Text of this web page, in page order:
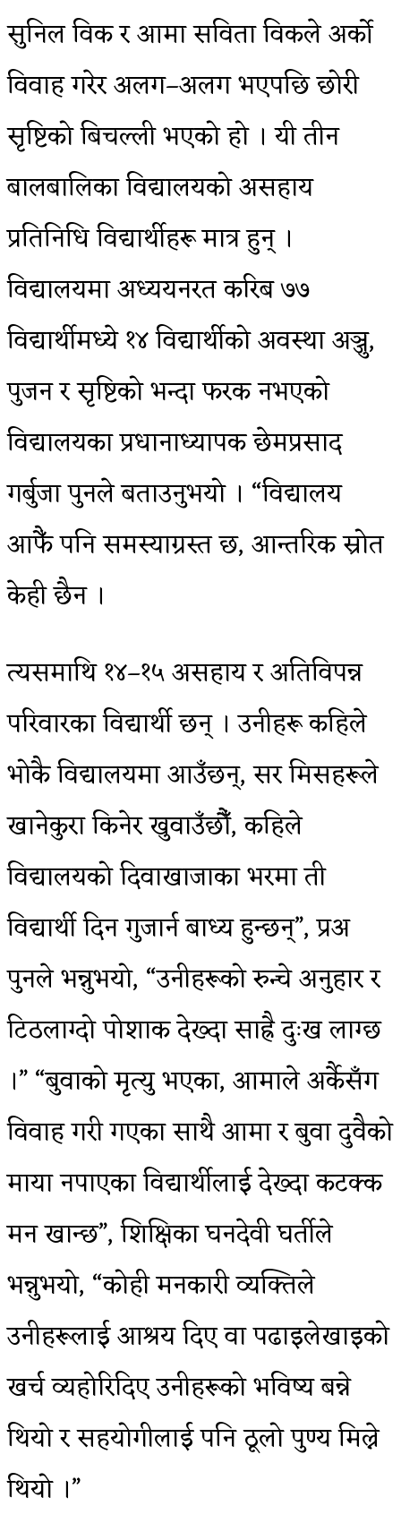
सुनिल विक र आमा सविता विकले अर्को
विवाह गरेर अलग–अलग भएपछि छोरी
सृष्टिको बिचल्ली भएको हो । यी तीन
बालबालिका विद्यालयको असहाय
प्रतिनिधि विद्यार्थीहरू मात्र हुन् ।
विद्यालयमा अध्ययनरत करिब ७७
विद्यार्थीमध्ये १४ विद्यार्थीको अवस्था अञ्जु,
पुजन र सृष्टिको भन्दा फरक नभएको
विद्यालयका प्रधानाध्यापक छेमप्रसाद
गर्बुजा पुनले बताउनुभयो । “विद्यालय
आफैँ पनि समस्याग्रस्त छ, आन्तरिक स्रोत
केही छैन ।
त्यसमाथि १४–१५ असहाय र अतिविपन्न
परिवारका विद्यार्थी छन् । उनीहरू कहिले
भोकै विद्यालयमा आउँछन्, सर मिसहरूले
खानेकुरा किनेर खुवाउँछौँ, कहिले
विद्यालयको दिवाखाजाका भरमा ती
विद्यार्थी दिन गुजार्न बाध्य हुन्छन्”, प्रअ
पुनले भन्नुभयो, “उनीहरूको रुन्चे अनुहार र
टिठलाग्दो पोशाक देख्दा साह्रै दुःख लाग्छ
।” “बुवाको मृत्यु भएका, आमाले अर्कैसँग
विवाह गरी गएका साथै आमा र बुवा दुवैको
माया नपाएका विद्यार्थीलाई देख्दा कटक्क
मन खान्छ”, शिक्षिका घनदेवी घर्तीले
भन्नुभयो, “कोही मनकारी व्यक्तिले
उनीहरूलाई आश्रय दिए वा पढाइलेखाइको
खर्च व्यहोरिदिए उनीहरूको भविष्य बन्ने
थियो र सहयोगीलाई पनि ठूलो पुण्य मिल्ने
थियो ।”